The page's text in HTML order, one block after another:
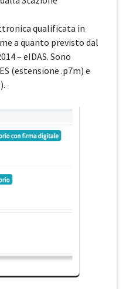
qualificata in
a quanto previsto dal
– eIDAS. Sono
(estensione .p7m) e